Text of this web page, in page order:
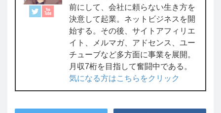
前にして、会社に頼らない生き方を
決意して起業。ネットビジネスを開
始する。その後、サイトアフィリエ
イト、メルマガ、アドセンス、ユー
チューブなど多方面に事業を展開。
月収7桁を目指して奮闘中である。
気になる方はこちらをクリック